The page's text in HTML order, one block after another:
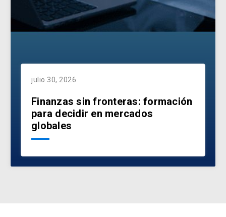
julio 30, 2026
Finanzas sin fronteras: formación
para decidir en mercados
globales